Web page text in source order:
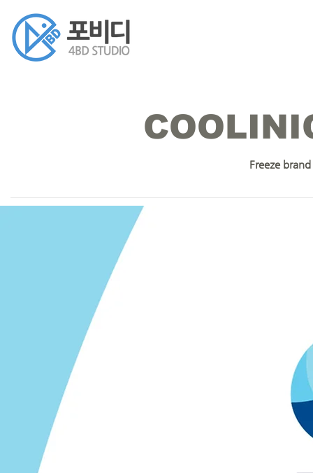
Freeze